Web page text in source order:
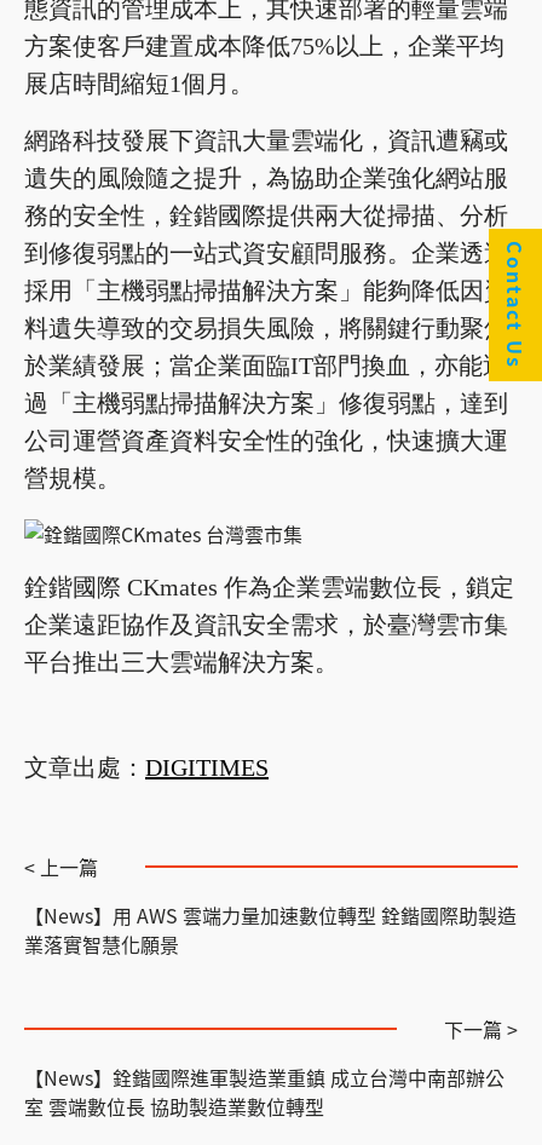
態資訊的管理成本上，其快速部署的輕量雲端
方案使客戶建置成本降低75%以上，企業平均
展店時間縮短1個月。
網路科技發展下資訊大量雲端化，資訊遭竊或
遺失的風險隨之提升，為協助企業強化網站服
務的安全性，銓鍇國際提供兩大從掃描、分析
到修復弱點的一站式資安顧問服務。企業透過
採用「主機弱點掃描解決方案」能夠降低因資
料遺失導致的交易損失風險，將關鍵行動聚焦
於業績發展；當企業面臨IT部門換血，亦能透
過「主機弱點掃描解決方案」修復弱點，達到
公司運營資產資料安全性的強化，快速擴大運
營規模。
銓鍇國際 CKmates 作為企業雲端數位長，鎖定
企業遠距協作及資訊安全需求，於臺灣雲市集
平台推出三大雲端解決方案。
文章出處： DIGITIMES
< 上一篇
【News】用 AWS 雲端力量加速數位轉型 銓鍇國際助製造
業落實智慧化願景
下一篇 >
【News】銓鍇國際進軍製造業重鎮 成立台灣中南部辦公
室 雲端數位長 協助製造業數位轉型
Contact Us